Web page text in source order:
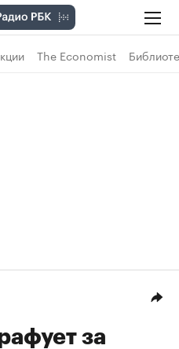
The Economist
за